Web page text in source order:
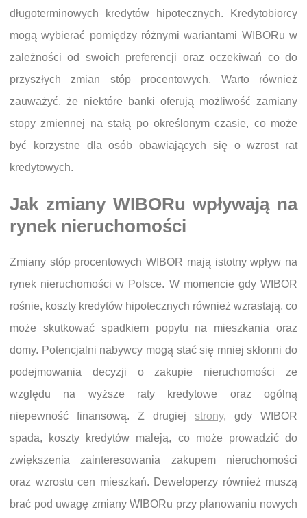
długoterminowych kredytów hipotecznych. Kredytobiorcy
mogą wybierać pomiędzy różnymi wariantami WIBORu w
zależności od swoich preferencji oraz oczekiwań co do
przyszłych zmian stóp procentowych. Warto również
zauważyć, że niektóre banki oferują możliwość zamiany
stopy zmiennej na stałą po określonym czasie, co może
być korzystne dla osób obawiających się o wzrost rat
kredytowych.
Jak zmiany WIBORu wpływają na
rynek nieruchomości
Zmiany stóp procentowych WIBOR mają istotny wpływ na
rynek nieruchomości w Polsce. W momencie gdy WIBOR
rośnie, koszty kredytów hipotecznych również wzrastają, co
może skutkować spadkiem popytu na mieszkania oraz
domy. Potencjalni nabywcy mogą stać się mniej skłonni do
podejmowania decyzji o zakupie nieruchomości ze
względu na wyższe raty kredytowe oraz ogólną
niepewność finansową. Z drugiej strony, gdy WIBOR
spada, koszty kredytów maleją, co może prowadzić do
zwiększenia zainteresowania zakupem nieruchomości
oraz wzrostu cen mieszkań. Deweloperzy również muszą
brać pod uwagę zmiany WIBORu przy planowaniu nowych